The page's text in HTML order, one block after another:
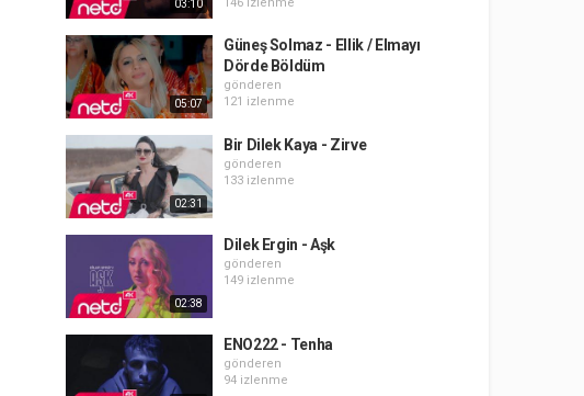
03:10
05:07
Güneş Solmaz - Ellik / Elmayı
Dörde Böldüm
gönderen
121 izlenme
02:31
Bir Dilek Kaya - Zirve
gönderen
133 izlenme
02:38
Dilek Ergin - Aşk
gönderen
149 izlenme
ENO222 - Tenha
gönderen
94 izlenme